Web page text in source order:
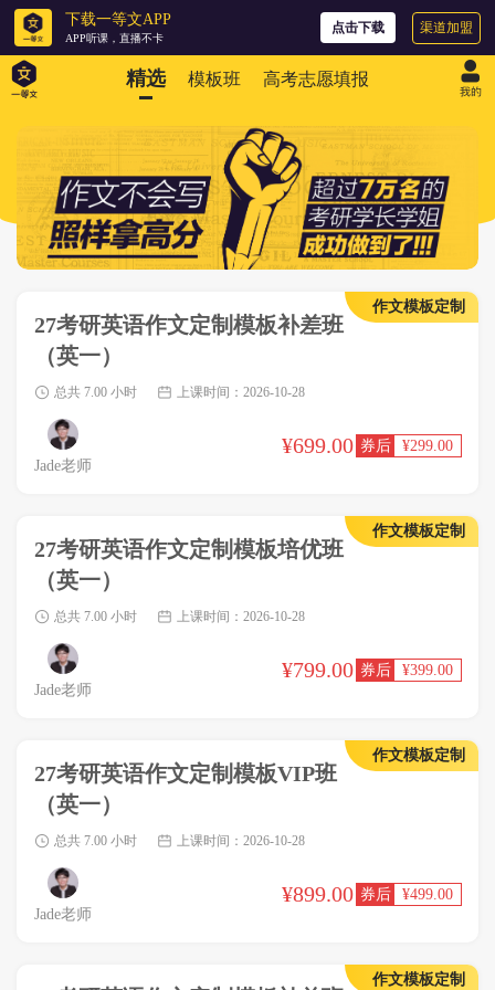
下载一等文APP
APP听课，直播不卡
点击下载 渠道加盟
精选 模板班 高考志愿填报
27考研英语作文定制模板补差班
（英一）
作文模板定制
总共 7.00 小时 上课时间：2026-10-28
Jade老师
¥699.00 ¥299.00
27考研英语作文定制模板培优班
（英一）
作文模板定制
总共 7.00 小时 上课时间：2026-10-28
Jade老师
¥799.00 ¥399.00
27考研英语作文定制模板VIP班
（英一）
作文模板定制
总共 7.00 小时 上课时间：2026-10-28
Jade老师
¥899.00 ¥499.00
作文模板定制